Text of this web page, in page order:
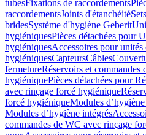
tubesFixations de raccordements
raccordementsJoints d'étanchéité
bridesSystème d'hygiène Geberit
hygiéniquesPièces détachées pour
hygiéniquesAccessoires pour unités
hygiéniquesCapteursCâbles
fermetureRéservoirs et commandes
hygiéniquePièces détachées pour
avec rinçage forcé hygiénique
forcé hygiéniqueModules
Modules d’hygiène intégrés
commandes de WC avec rinçage